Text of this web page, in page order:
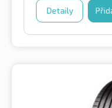
Detaily